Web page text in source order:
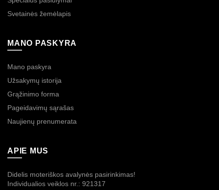
Svetainės žemėlapis
MANO PASKYRA
Mano paskyra
Užsakymų istorija
Grąžinimo forma
Pageidavimų sąrašas
Naujienų prenumerata
APIE MUS
Didelis moteriškos avalynės pasirinkimas!
Individualios veiklos nr.: 921317